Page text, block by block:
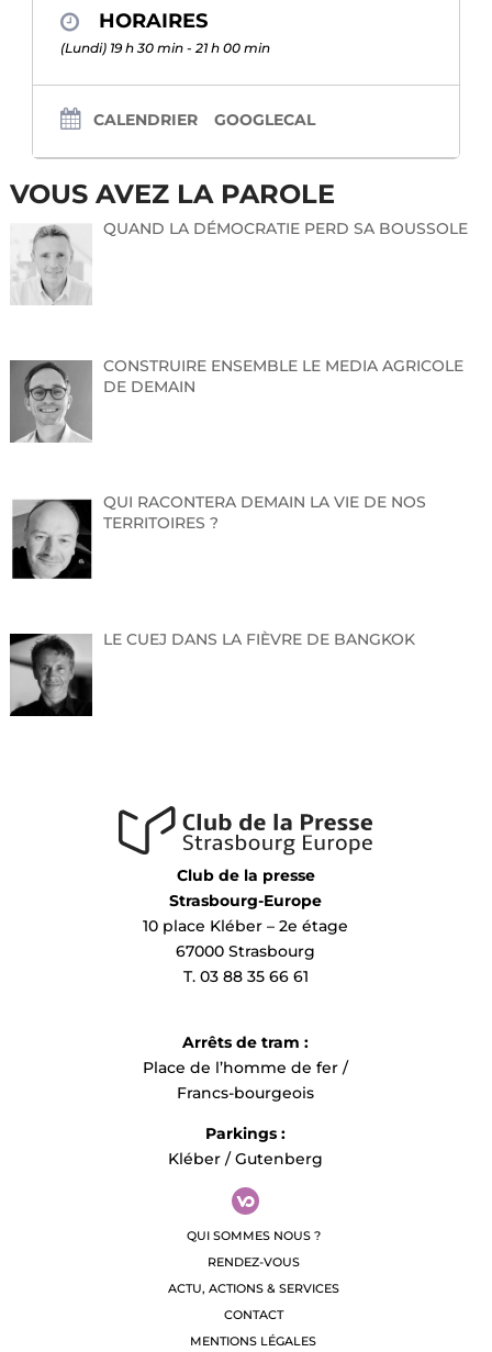
Contact :
Commission Enseignement Supérieur,
HORAIRES
(Lundi) 19 h 30 min - 21 h 00 min
CALENDRIER GOOGLECAL
VOUS AVEZ LA PAROLE
QUAND LA DÉMOCRATIE PERD SA BOUSSOLE
CONSTRUIRE ENSEMBLE LE MEDIA AGRICOLE
DE DEMAIN
QUI RACONTERA DEMAIN LA VIE DE NOS
TERRITOIRES ?
LE CUEJ DANS LA FIÈVRE DE BANGKOK
Club de la presse
Strasbourg-Europe
10 place Kléber – 2e étage
67000 Strasbourg
T. 03 88 35 66 61
Arrêts de tram :
Place de l’homme de fer /
Francs-bourgeois
Parkings :
Kléber / Gutenberg
QUI SOMMES NOUS ?
RENDEZ-VOUS
ACTU, ACTIONS & SERVICES
CONTACT
MENTIONS LÉGALES